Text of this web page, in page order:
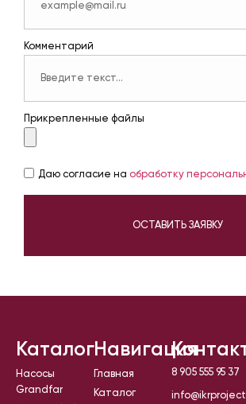
Комментарий
Прикрепленные файлы
Даю согласие на обработку
ОСТАВИТЬ ЗАЯВКУ
Каталог
Насосы
Grandfar
Навигация
Главная
Каталог
8 905 555 95 37